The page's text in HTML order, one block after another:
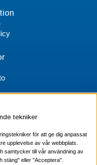
AB
55 230
55 240
tekniker
för att ge dig anpassat
upplevelse av vår webbplats.
samtycker till vår användning av
stäng" eller "Acceptera".